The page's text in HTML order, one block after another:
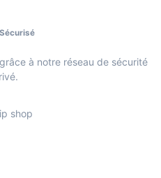
à notre réseau de sécurité